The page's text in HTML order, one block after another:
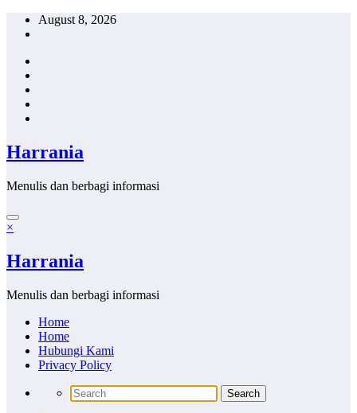
Skip
August 8, 2026
Harrania
Menulis dan berbagi informasi
×
Harrania
Menulis dan berbagi informasi
Home
Home
Hubungi Kami
Privacy Policy